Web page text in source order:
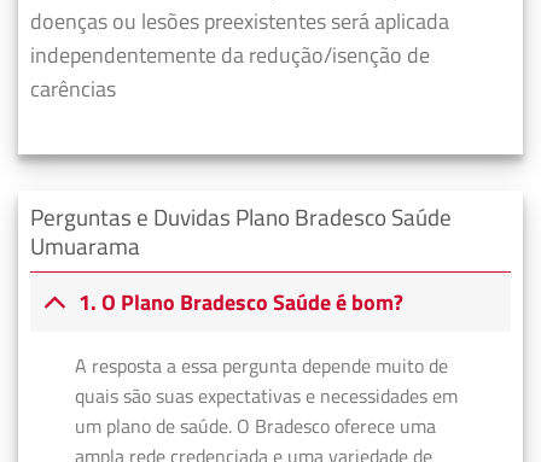
doenças ou lesões preexistentes será aplicada
independentemente da redução/isenção de
carências
Perguntas e Duvidas Plano Bradesco Saúde
Umuarama
1. O Plano Bradesco Saúde é bom?
A resposta a essa pergunta depende muito de
quais são suas expectativas e necessidades em
um plano de saúde. O Bradesco oferece uma